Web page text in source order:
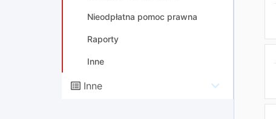
Nieodpłatna pomoc prawna
Raporty
Inne
Inne